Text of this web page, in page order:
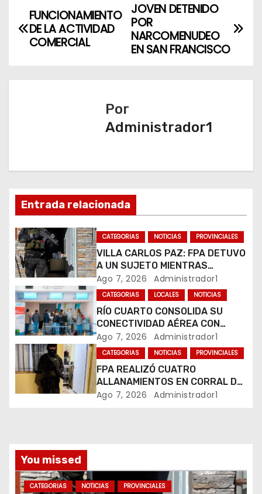
N
a
ó
n
d
e
e
n
t
a
s
JOVEN DETENIDO
POR
NARCOMENUDEO
EN SAN FRANCISCO
FUNCIONAMIENTO
DE LA ACTIVIDAD
COMERCIAL
Por
Administrador1
Entrada relacionada
CATEGORIAS NOTICIAS PROVINCIALES
VILLA CARLOS PAZ: FPA DETUVO
A UN SUJETO MIENTRAS
COMERCIALIZABA COCAÍNA Y
MARIHUANA EN UNA PLAZA
Ago 7, 2026 Administrador1
CATEGORIAS LOCALES NOTICIAS
RÍO CUARTO CONSOLIDA SU
CONECTIVIDAD AÉREA CON
CUATRO VUELOS SEMANALES A
BUENOS AIRES
Ago 7, 2026 Administrador1
CATEGORIAS NOTICIAS PROVINCIALES
FPA REALIZÓ CUATRO
ALLANAMIENTOS EN CORRAL DE
BUSTOS-IFFLINGER
Ago 7, 2026 Administrador1
You missed
CATEGORIAS NOTICIAS PROVINCIALES